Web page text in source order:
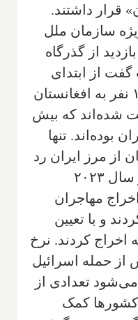
قرار داشتند.
ویژه سازمان ملل
از گذرگاه
گفت از ابتدای
امسال، بیش از ۱,۴۰۰,۰۰۰ نفر به افغانستان
شده‌اند که بیش
بوده‌اند. تنها
روز ۲۸,۰۰۰ افغان از مرز ایران رد
شدند. ایران و پاکستان در سال ۲۰۲۳
مهاجران
و با تعیین
اخراج کردند. نرخ
از حمله اسرائیل
می‌شود تعدادی از
کشورها کمک